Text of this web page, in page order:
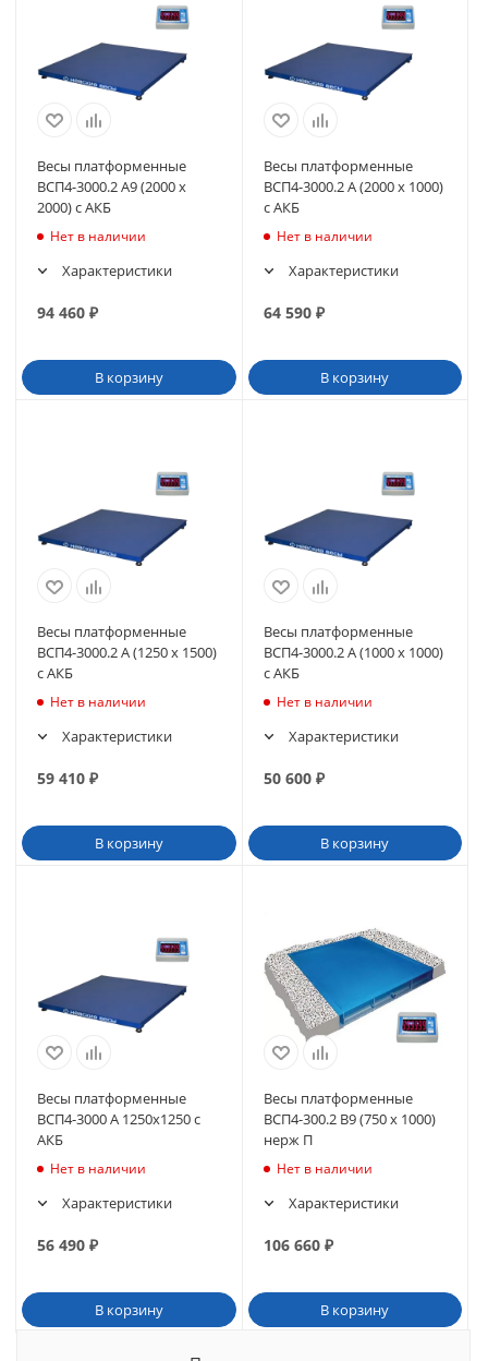
Весы платформенные
ВСП4-3000.2 А9 (2000 х
2000) с АКБ
Нет в наличии
Характеристики
94 460 ₽
В корзину
Весы платформенные
ВСП4-3000.2 А (2000 х 1000)
с АКБ
Нет в наличии
Характеристики
64 590₽
В корзину
Весы платформенные
ВСП4-3000.2 А (1250 х 1500)
с АКБ
Нет в наличии
Характеристики
59 410 ₽
В корзину
Весы платформенные
ВСП4-3000.2 А (1000 х 1000)
с АКБ
Нет в наличии
Характеристики
50 600₽
В корзину
Весы платформенные
ВСП4-3000 А 1250х1250 с
АКБ
Нет в наличии
Характеристики
56 490 ₽
В корзину
Весы платформенные
ВСП4-300.2 В9 (750 х 1000)
нерж П
Нет в наличии
Характеристики
106 660₽
В корзину